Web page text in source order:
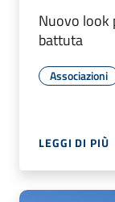
Nuovo look
battuta
Associazioni
LEGGI DI PIÙ